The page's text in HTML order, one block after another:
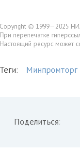
Copyright © 1999—2025
При перепечатке
Настоящий ресурс может
Теги: Минпромторг
Поделиться: